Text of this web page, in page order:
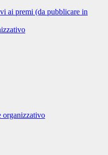
ai premi (da pubblicare in
organizzativo